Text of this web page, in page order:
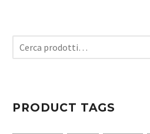
PRODUCT TAGS